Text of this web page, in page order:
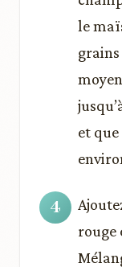
le
grains
et
rouge